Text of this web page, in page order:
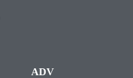
ADV